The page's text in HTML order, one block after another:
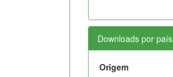
Downloads por país
Origem